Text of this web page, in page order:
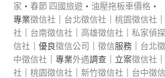
家 ‧春節 四國旅遊 ‧ 油壓拖板車價格 ‧
專業徵信社 台北徵信社 ｜桃園徵信社
社
台南徵信社 高雄徵信社 ｜私家偵
信社 ｜優良徵信公司 ｜徵信服務｜ 台北
中徵信社 ｜專業外遇調查｜立案徵信社
社 ｜桃園徵信社 ｜新竹徵信社 台中徵